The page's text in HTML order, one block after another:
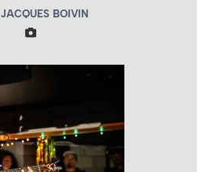
JACQUES BOIVIN